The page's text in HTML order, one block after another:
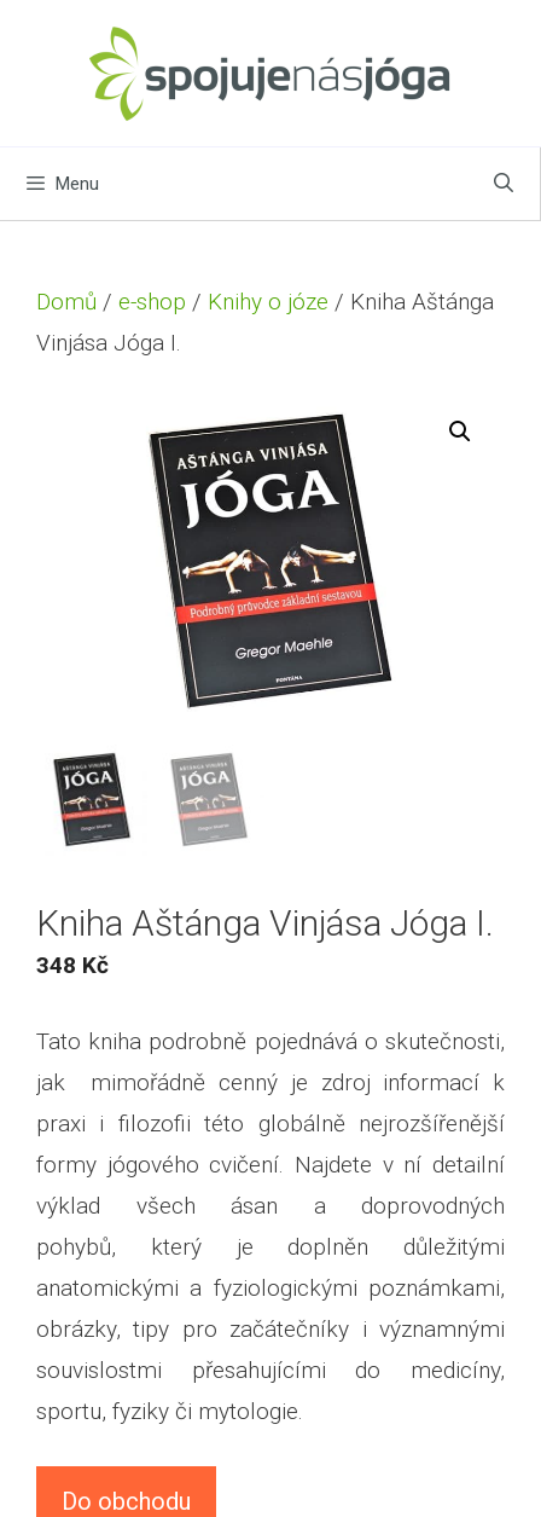
Menu
Domů / e-shop / Knihy o józe / Kniha Aštánga
Vinjása Jóga I.
Kniha Aštánga Vinjása Jóga I.
348 Kč
Tato kniha podrobně pojednává o skutečnosti,
jak mimořádně cenný je zdroj informací k
praxi i filozofii této globálně nejrozšířenější
formy jógového cvičení. Najdete v ní detailní
výklad všech ásan a doprovodných
pohybů, který je doplněn důležitými
anatomickými a fyziologickými poznámkami,
obrázky, tipy pro začátečníky i významnými
souvislostmi přesahujícími do medicíny,
sportu, fyziky či mytologie.
Do obchodu